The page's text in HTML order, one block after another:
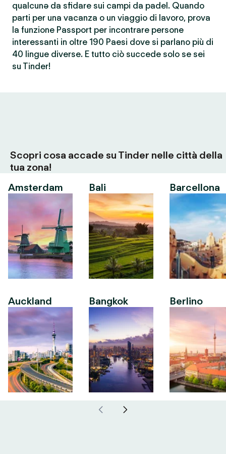
qualcunə da sfidare sui campi da padel. Quando
parti per una vacanza o un viaggio di lavoro, prova
la funzione Passport per incontrare persone
interessanti in oltre 190 Paesi dove si parlano più di
40 lingue diverse. E tutto ciò succede solo se sei
su Tinder!
Scopri cosa accade su Tinder nelle città della
tua zona!
Amsterdam
Auckland
Bali
Bangkok
Barcellona
Berlino